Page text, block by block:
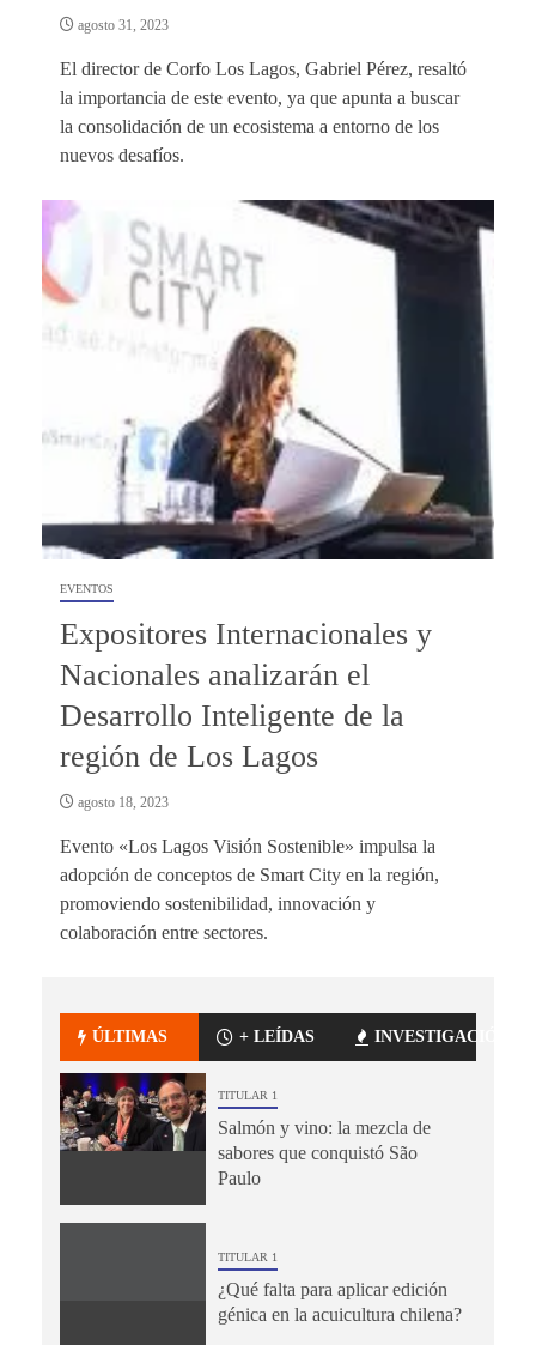
agosto 31, 2023
El director de Corfo Los Lagos, Gabriel Pérez, resaltó
la importancia de este evento, ya que apunta a buscar
la consolidación de un ecosistema a entorno de los
nuevos desafíos.
EVENTOS
Expositores Internacionales y
Nacionales analizarán el
Desarrollo Inteligente de la
región de Los Lagos
agosto 18, 2023
Evento «Los Lagos Visión Sostenible» impulsa la
adopción de conceptos de Smart City en la región,
promoviendo sostenibilidad, innovación y
colaboración entre sectores.
ÚLTIMAS + LEÍDAS INVESTIGACIÓN
TITULAR 1
Salmón y vino: la mezcla de
sabores que conquistó São
Paulo
TITULAR 1
¿Qué falta para aplicar edición
génica en la acuicultura chilena?